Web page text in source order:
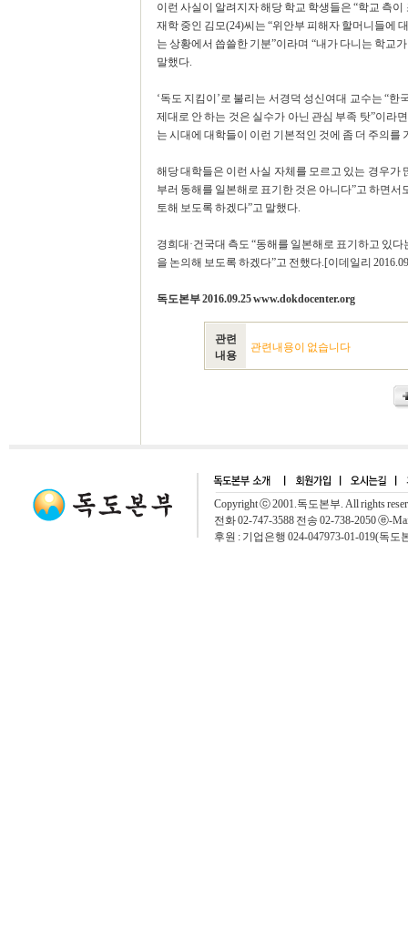
이런 사실이 알려지자 해당 학교 학생들은 “학교 측
재학 중인 김모(24)씨는 “위안부 피해자 할머니들에
는 상황에서 씁쓸한 기분”이라며 “내가 다니는 학교
말했다.
‘독도 지킴이’로 불리는 서경덕 성신여대 교수는 “
제대로 안 하는 것은 실수가 아닌 관심 부족 탓”이라
는 시대에 대학들이 이런 기본적인 것에 좀 더 주의를
해당 대학들은 이런 사실 자체를 모르고 있는 경우가
부러 동해를 일본해로 표기한 것은 아니다”고 하면
토해 보도록 하겠다”고 말했다.
경희대·건국대 측도 “동해를 일본해로 표기하고 있
을 논의해 보도록 하겠다”고 전했다.[이데일리
독도본부 2016.09.25 www.dokdocenter.org
관련
내용
관련내용이 없습니다
Copyright ⓒ 2001.독도본부. All rights
전화 02-747-3588 전송 02-738-2050 ⓔ-
후원 : 기업은행 024-047973-01-019(독도